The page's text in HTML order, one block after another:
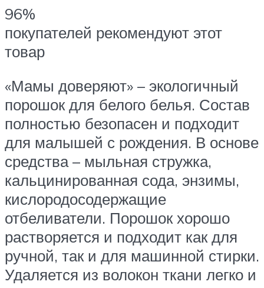
96%
покупателей рекомендуют этот
товар
«Мамы доверяют» – экологичный
порошок для белого белья. Состав
полностью безопасен и подходит
для малышей с рождения. В основе
средства – мыльная стружка,
кальцинированная сода, энзимы,
кислородосодержащие
отбеливатели. Порошок хорошо
растворяется и подходит как для
ручной, так и для машинной стирки.
Удаляется из волокон ткани легко и